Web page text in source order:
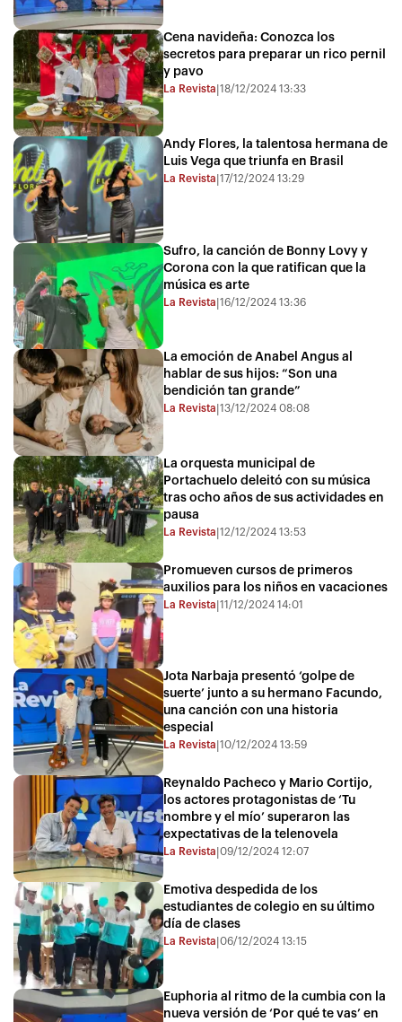
Cena navideña: Conozca los
secretos para preparar un rico pernil
y pavo
La Revista |18/12/2024 13:33
Andy Flores, la talentosa hermana de
Luis Vega que triunfa en Brasil
La Revista |17/12/2024 13:29
Sufro, la canción de Bonny Lovy y
Corona con la que ratifican que la
música es arte
La Revista |16/12/2024 13:36
La emoción de Anabel Angus al
hablar de sus hijos: “Son una
bendición tan grande”
La Revista |13/12/2024 08:08
La orquesta municipal de
Portachuelo deleitó con su música
tras ocho años de sus actividades en
pausa
La Revista |12/12/2024 13:53
Promueven cursos de primeros
auxilios para los niños en vacaciones
La Revista |11/12/2024 14:01
Jota Narbaja presentó ‘golpe de
suerte’ junto a su hermano Facundo,
una canción con una historia
especial
La Revista |10/12/2024 13:59
Reynaldo Pacheco y Mario Cortijo,
los actores protagonistas de ‘Tu
nombre y el mío’ superaron las
expectativas de la telenovela
La Revista |09/12/2024 12:07
Emotiva despedida de los
estudiantes de colegio en su último
día de clases
La Revista |06/12/2024 13:15
Euphoria al ritmo de la cumbia con la
nueva versión de ‘Por qué te vas’ en